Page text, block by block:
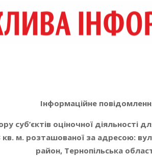
Інформаційне
суб’єктів оціночної діяльності
м. розташованої за адресою:
район, Тернопільська